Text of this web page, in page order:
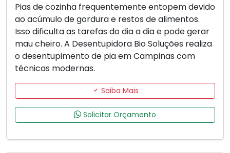
Pias de cozinha frequentemente entopem devido
ao acúmulo de gordura e restos de alimentos.
Isso dificulta as tarefas do dia a dia e pode gerar
mau cheiro. A Desentupidora Bio Soluções realiza
o desentupimento de pia em Campinas com
técnicas modernas.
Saiba Mais
Solicitar Orçamento